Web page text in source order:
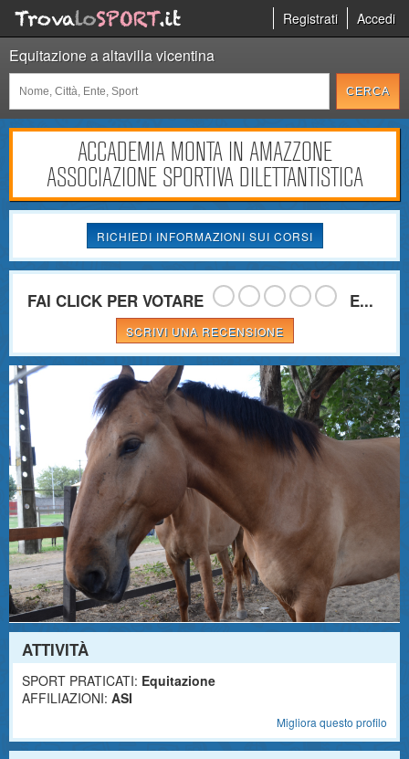
Registrati Accedi
Equitazione a altavilla vicentina
ACCADEMIA MONTA IN AMAZZONE
ASSOCIAZIONE SPORTIVA DILETTANTISTICA
RICHIEDI INFORMAZIONI SUI CORSI
FAI CLICK PER VOTARE E...
SCRIVI UNA RECENSIONE
ATTIVITÀ
SPORT PRATICATI: Equitazione
AFFILIAZIONI: ASI
Migliora questo profilo